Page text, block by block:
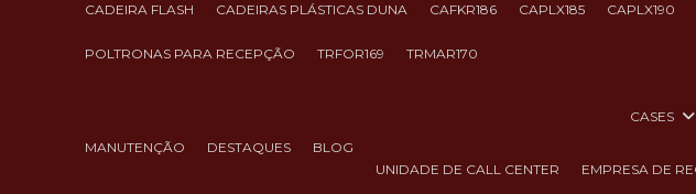
CADEIRA FLASH CADEIRAS PLÁSTICAS DUNA CAFKR186 CAPLX185 CAPLX190
POLTRONAS PARA RECEPÇÃO TRFOR169 TRMAR170
MANUTENÇÃO DESTAQUES BLOG
CASES
UNIDADE DE CALL CENTER EMPRESA DE